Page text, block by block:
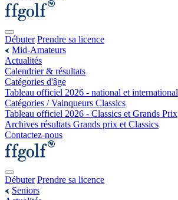
Débuter Prendre sa licence
Mid-Amateurs
Actualités
Calendrier & résultats
Catégories d'âge
Tableau officiel 2026 - national et international
Catégories / Vainqueurs Classics
Tableau officiel 2026 - Classics et Grands Prix
Archives résultats Grands prix et Classics
Contactez-nous
Débuter Prendre sa licence
Seniors